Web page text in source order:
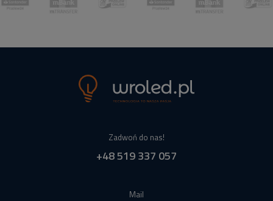
Zadwoń do nas!
+48 519 337 057
Mail